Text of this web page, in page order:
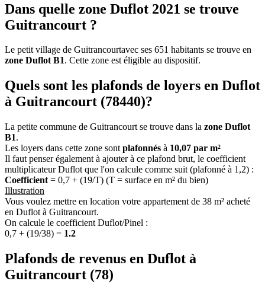
Dans quelle zone Duflot 2021 se trouve
Guitrancourt ?
Le petit village de Guitrancourtavec ses 651 habitants se trouve en
zone Duflot B1. Cette zone est éligible au dispositif.
Quels sont les plafonds de loyers en Duflot
à Guitrancourt (78440)?
La petite commune de Guitrancourt se trouve dans la zone Duflot
B1.
Les loyers dans cette zone sont plafonnés à 10,07 par m²
Il faut penser également à ajouter à ce plafond brut, le coefficient
multiplicateur Duflot que l'on calcule comme suit (plafonné à 1,2) :
Coefficient = 0,7 + (19/T) (T = surface en m² du bien)
Illustration
Vous voulez mettre en location votre appartement de 38 m² acheté
en Duflot à Guitrancourt.
On calcule le coefficient Duflot/Pinel :
0,7 + (19/38) = 1.2
Plafonds de revenus en Duflot à
Guitrancourt (78)